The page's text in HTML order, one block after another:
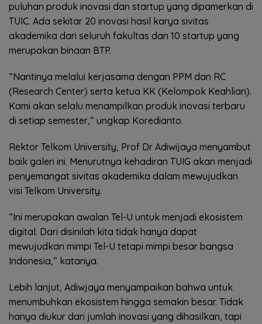
puluhan produk inovasi dan startup yang dipamerkan di
TUIC. Ada sekitar 20 inovasi hasil karya sivitas
akademika dari seluruh fakultas dan 10 startup yang
merupakan binaan BTP.
“Nantinya melalui kerjasama dengan PPM dan RC
(Research Center) serta ketua KK (Kelompok Keahlian).
Kami akan selalu menampilkan produk inovasi terbaru
di setiap semester,” ungkap Koredianto.
Rektor Telkom University, Prof Dr Adiwijaya menyambut
baik galeri ini. Menurutnya kehadiran TUIG akan menjadi
penyemangat sivitas akademika dalam mewujudkan
visi Telkom University.
“Ini merupakan awalan Tel-U untuk menjadi ekosistem
digital. Dari disinilah kita tidak hanya dapat
mewujudkan mimpi Tel-U tetapi mimpi besar bangsa
Indonesia,” katanya.
Lebih lanjut, Adiwjaya menyampaikan bahwa untuk
menumbuhkan ekosistem hingga semakin besar. Tidak
hanya diukur dari jumlah inovasi yang dihasilkan, tapi